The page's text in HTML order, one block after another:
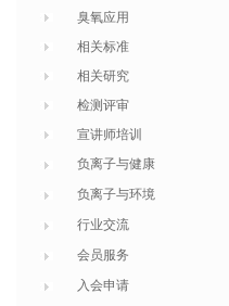
臭氧应用
相关标准
相关研究
检测评审
宣讲师培训
负离子与健康
负离子与环境
行业交流
会员服务
入会申请